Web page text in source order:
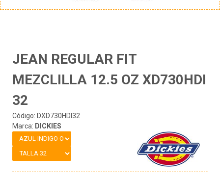
JEAN REGULAR FIT
MEZCLILLA 12.5 OZ XD730HDI
32
Código: DXD730HDI32
Marca: DICKIES